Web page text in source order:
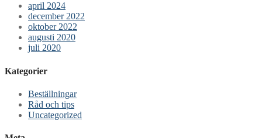
april 2024
december 2022
oktober 2022
augusti 2020
juli 2020
Kategorier
Beställningar
Råd och tips
Uncategorized